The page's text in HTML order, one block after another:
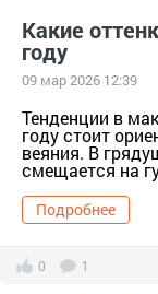
Какие
году
09 мар 2026 12:39
Тенденции в
году стоит
веяния. В
смещается на
Подробнее
0 1